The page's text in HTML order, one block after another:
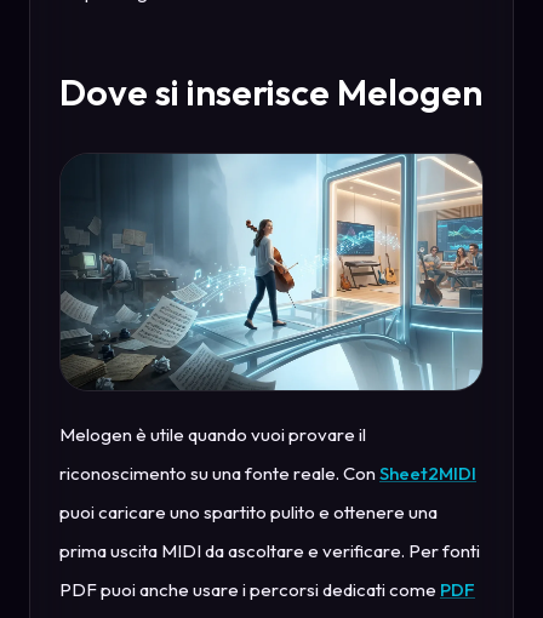
Dove si inserisce Melogen
Melogen è utile quando vuoi provare il
riconoscimento su una fonte reale. Con Sheet2MIDI
puoi caricare uno spartito pulito e ottenere una
prima uscita MIDI da ascoltare e verificare. Per fonti
PDF puoi anche usare i percorsi dedicati come PDF